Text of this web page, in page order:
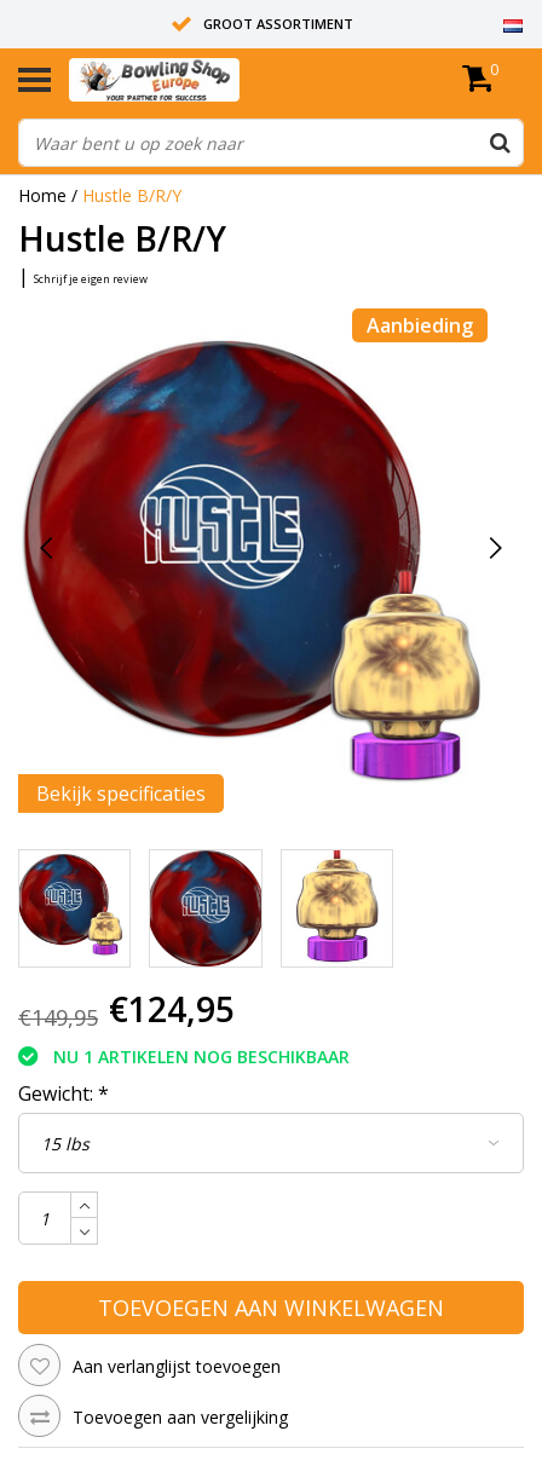
GROOT ASSORTIMENT
14 DAGEN RETOUR RECHT
ALLE BOWLINGBALLEN ZIJN ONGEBOORD
0
Home / Hustle B/R/Y
Hustle B/R/Y
| Schrijf je eigen review
Aanbieding
Bekijk specificaties
€149,95 €124,95
NU 1 ARTIKELEN NOG BESCHIKBAAR
Gewicht: *
TOEVOEGEN AAN WINKELWAGEN
Aan verlanglijst toevoegen
Toevoegen aan vergelijking